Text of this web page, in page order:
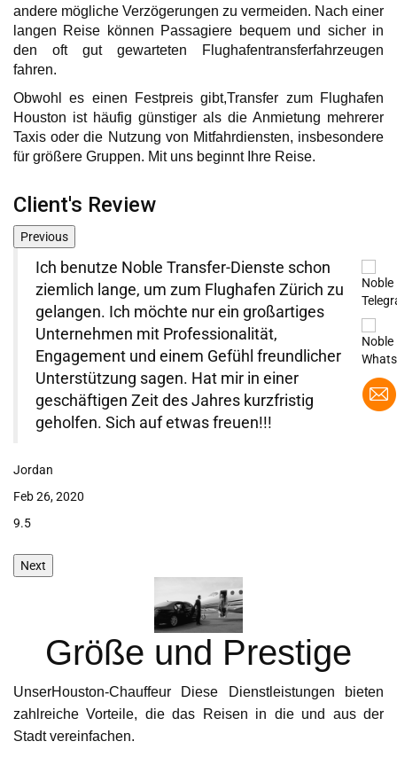
andere mögliche Verzögerungen zu vermeiden. Nach einer
langen Reise können Passagiere bequem und sicher in
den oft gut gewarteten Flughafentransferfahrzeugen
fahren.
Obwohl es einen Festpreis gibt,Transfer zum Flughafen
Houston ist häufig günstiger als die Anmietung mehrerer
Taxis oder die Nutzung von Mitfahrdiensten, insbesondere
für größere Gruppen. Mit uns beginnt Ihre Reise.
Client's Review
Previous
Noble Transfer-Dienste schon
um zum Flughafen Zürich zu
Ich möchte nur ein großartiges
mit Professionalität,
und einem Gefühl freundlicher
sagen. Hat mir in einer
Zeit des Jahres kurzfristig
Sich auf etwas freuen!!!
Ich bin sehr
während
erhalten
führten
Geduld zu
Next
Größe und Prestige
UnserHouston-Chauffeur Diese Dienstleistungen bieten
zahlreiche Vorteile, die das Reisen in die und aus der
Stadt vereinfachen.